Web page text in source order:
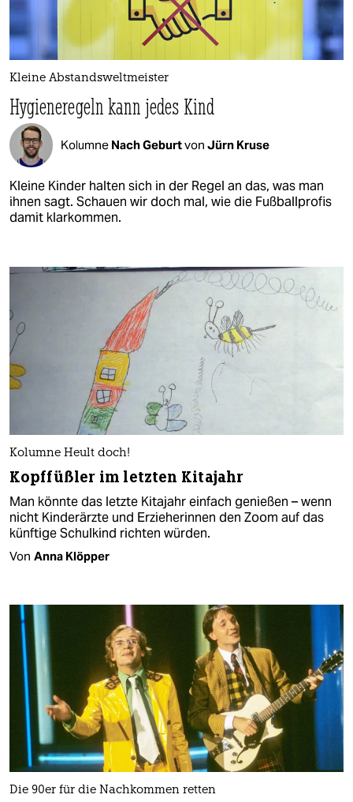
Kleine Abstandsweltmeister
Hygieneregeln kann jedes Kind
Kolumne Nach Geburtvon Jürn Kruse
Kleine Kinder halten sich in der Regel an das, was man
ihnen sagt. Schauen wir doch mal, wie die Fußballprofis
damit klarkommen.
Kolumne Heult doch!
Kopffüßler im letzten Kitajahr
Man könnte das letzte Kitajahr einfach genießen – wenn
nicht Kinderärzte und Erzieherinnen den Zoom auf das
künftige Schulkind richten würden.
Von Anna Klöpper
Die 90er für die Nachkommen retten